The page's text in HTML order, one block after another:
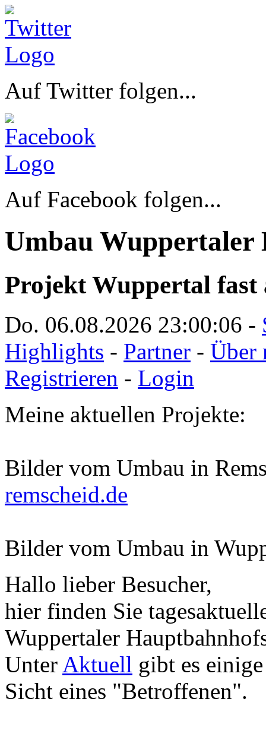
Auf Twitter folgen...
Auf Facebook folgen...
Umbau Wuppertaler
Projekt Wuppertal fast
Do. 06.08.2026 23:00:06 -
Highlights - Partner - Über
Registrieren - Login
Meine aktuellen Projekte:
Bilder vom Umbau in
remscheid.de
Bilder vom Umbau in
Hallo lieber Besucher,
hier finden Sie
Wuppertaler
Unter Aktuell gibt es
Sicht eines "Betroffenen".